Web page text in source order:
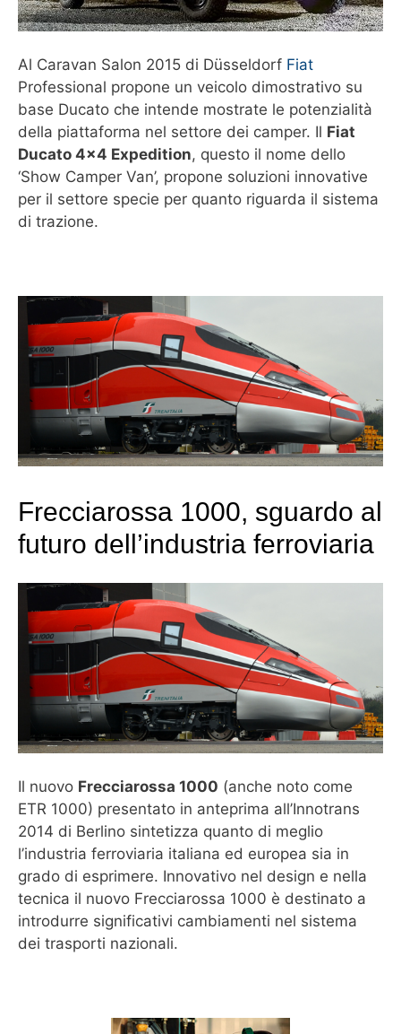
Al Caravan Salon 2015 di Düsseldorf Fiat
Professional propone un veicolo dimostrativo su
base Ducato che intende mostrate le potenzialità
della piattaforma nel settore dei camper. Il Fiat
Ducato 4×4 Expedition, questo il nome dello
‘Show Camper Van’, propone soluzioni innovative
per il settore specie per quanto riguarda il sistema
di trazione.
Frecciarossa 1000, sguardo al
futuro dell’industria ferroviaria
Il nuovo Frecciarossa 1000 (anche noto come
ETR 1000) presentato in anteprima all’Innotrans
2014 di Berlino sintetizza quanto di meglio
l’industria ferroviaria italiana ed europea sia in
grado di esprimere. Innovativo nel design e nella
tecnica il nuovo Frecciarossa 1000 è destinato a
introdurre significativi cambiamenti nel sistema
dei trasporti nazionali.